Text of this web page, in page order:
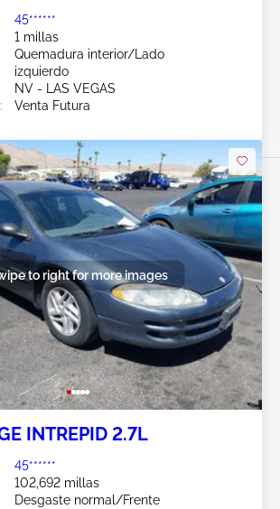
45******
1 millas
Quemadura interior/Lado
izquierdo
NV - LAS VEGAS
Venta Futura
to right for more images
INTREPID 2.7L
45******
102,692 millas
Desgaste normal/Frente